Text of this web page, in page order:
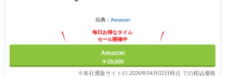
出典： Amazon
毎日お得なタイム
セール開催中
Amazon
￥19,000
※各社通販サイトの 2026年04月02日時点 での税込価格